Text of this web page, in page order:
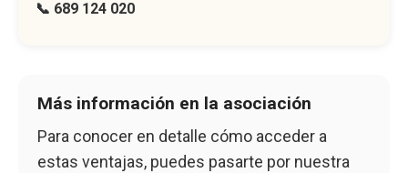
📞 689 124 020
Más información en la asociación
Para conocer en detalle cómo acceder a
estas ventajas, puedes pasarte por nuestra